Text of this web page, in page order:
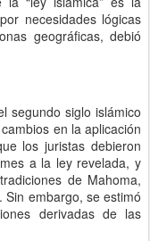
necesidades lógicas
geográficas, debió
segundo siglo islámico
en la aplicación
los juristas debieron
a la ley revelada, y
de Mahoma,
embargo, se estimó
derivadas de las